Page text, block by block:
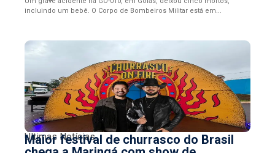
incluindo um bebê. O Corpo de Bombeiros Militar está em...
Últimas Notícias
Maior festival de churrasco do Brasil